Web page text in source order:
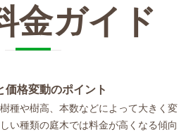
金ガイド
格変動のポイント
種や樹高、本数などによって大きく変
い種類の庭木では料金が高くなる傾向